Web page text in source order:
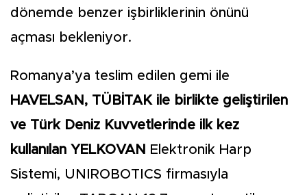
dönemde benzer işbirliklerinin önünü
açması bekleniyor.
Romanya’ya teslim edilen gemi ile
HAVELSAN, TÜBİTAK ile birlikte geliştirilen
ve Türk Deniz Kuvvetlerinde ilk kez
kullanılan YELKOVAN
Elektronik Harp
Sistemi, UNIROBOTICS firmasıyla